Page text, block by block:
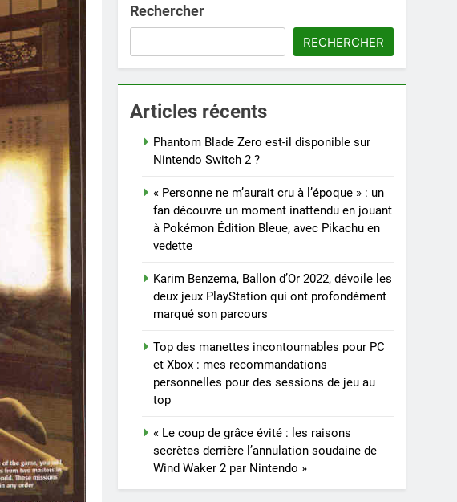
Rechercher
RECHERCHER
Articles récents
Phantom Blade Zero est-il disponible sur
Nintendo Switch 2 ?
« Personne ne m’aurait cru à l’époque » : un
fan découvre un moment inattendu en jouant
à Pokémon Édition Bleue, avec Pikachu en
vedette
Karim Benzema, Ballon d’Or 2022, dévoile les
deux jeux PlayStation qui ont profondément
marqué son parcours
Top des manettes incontournables pour PC
et Xbox : mes recommandations
personnelles pour des sessions de jeu au
top
« Le coup de grâce évité : les raisons
secrètes derrière l’annulation soudaine de
Wind Waker 2 par Nintendo »